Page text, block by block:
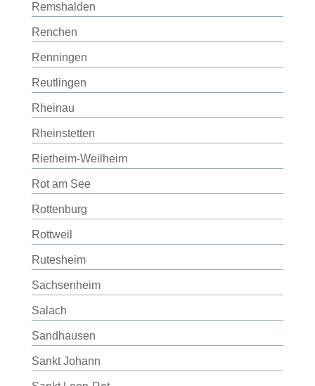
Remshalden
Renchen
Renningen
Reutlingen
Rheinau
Rheinstetten
Rietheim-Weilheim
Rot am See
Rottenburg
Rottweil
Rutesheim
Sachsenheim
Salach
Sandhausen
Sankt Johann